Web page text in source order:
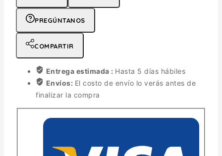
PREGÚNTANOS
COMPARTIR
Entrega estimada : Hasta 5 días hábiles
Envíos: El costo de envío lo verás antes de
finalizar la compra